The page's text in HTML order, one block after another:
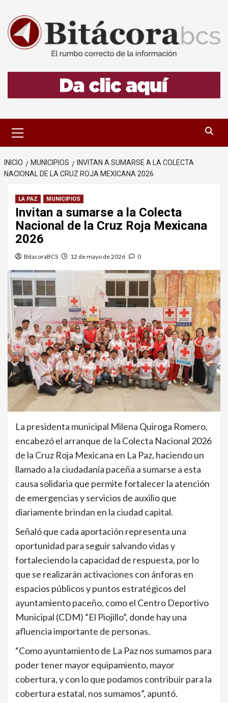
contenido
primario
INICIO MUNICIPIOS
INVITAN A SUMARSE A LA COLECTA
NACIONAL DE LA CRUZ ROJA MEXICANA 2026
LA PAZ MUNICIPIOS
Invitan a sumarse a la Colecta
Nacional de la Cruz Roja Mexicana
2026
BitacoraBCS 12 de mayo de 2026 0
La presidenta municipal Milena Quiroga Romero,
encabezó el arranque de la Colecta Nacional 2026
de la Cruz Roja Mexicana en La Paz, haciendo un
llamado a la ciudadanía paceña a sumarse a esta
causa solidaria que permite fortalecer la atención
de emergencias y servicios de auxilio que
diariamente brindan en la ciudad capital.
Señaló que cada aportación representa una
oportunidad para seguir salvando vidas y
fortaleciendo la capacidad de respuesta, por lo
que se realizarán activaciones con ánforas en
espacios públicos y puntos estratégicos del
ayuntamiento paceño, como el Centro Deportivo
Municipal (CDM) “El Piojillo”, donde hay una
afluencia importante de personas.
“Como ayuntamiento de La Paz nos sumamos para
poder tener mayor equipamiento, mayor
cobertura, y con lo que podamos contribuir para la
cobertura estatal, nos sumamos”, apuntó.